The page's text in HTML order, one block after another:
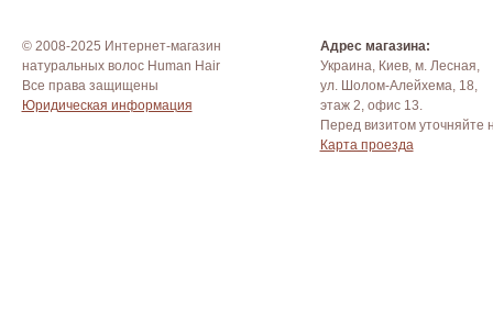
© 2008-2025 Интернет-магазин
натуральных волос Human Hair
Все права защищены
Юридическая информация
Адрес магазина:
Украина, Киев, м. Лесная,
ул. Шолом-Алейхема, 18,
этаж 2, офис 13.
Перед визитом уточняйте
Карта проезда